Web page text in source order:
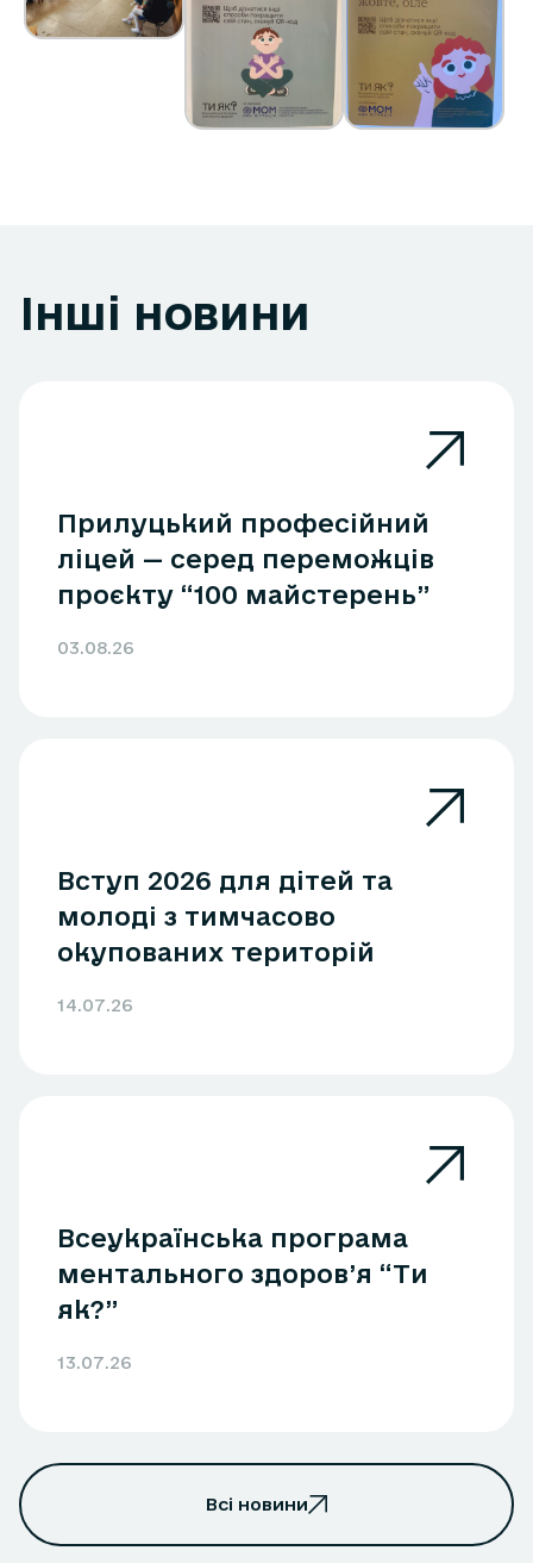
Інші новини
Прилуцький професійний
ліцей — серед переможців
проєкту “100 майстерень”
03.08.26
Вступ 2026 для дітей та
молоді з тимчасово
окупованих територій
14.07.26
Всеукраїнська програма
ментального здоров’я “Ти
як?”
13.07.26
Всі новини